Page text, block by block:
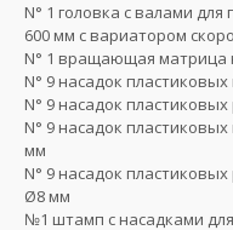
N° 1 головка с валами
600 мм с вариатором
N° 1 вращающая матрица
N° 9 насадок
N° 9 насадок
N° 9 насадок
мм
N° 9 насадок
Ø8 мм
№1 штамп с насадками